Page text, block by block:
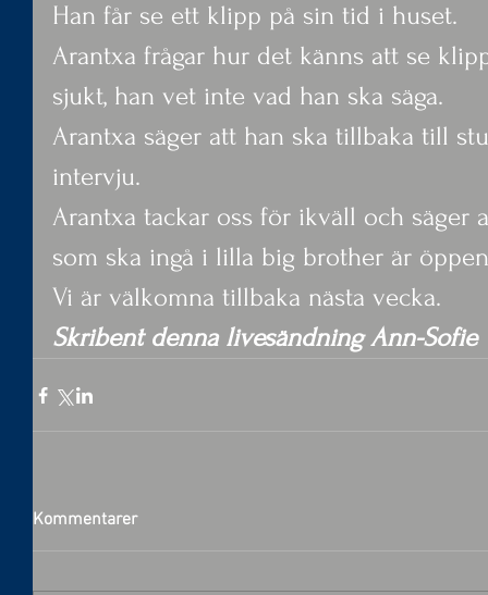
Han får se ett klipp på sin tid i huset.
Arantxa frågar hur det känns att se
sjukt, han vet inte vad han ska säga.
Arantxa säger att han ska tillbaka till
intervju.
Arantxa tackar oss för ikväll och
som ska ingå i lilla big brother är
Vi är välkomna tillbaka nästa vecka.
Skribent denna livesändning Ann-Sofie
Kommentarer